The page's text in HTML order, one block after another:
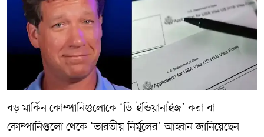
বড় মার্কিন কোম্পানিগুলোকে ‘ডি-ইন্ডিয়ানাইজ’ করা বা
কোম্পানিগুলো থেকে ‘ভারতীয় নির্মূলের’ আহ্বান জানিয়েছেন